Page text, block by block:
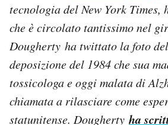
SHOP
CALENDARIO
AREA PERSONALE
tecnologia del New York Times,
che è circolato tantissimo nel
Dougherty ha twittato la foto
deposizione del 1984 che sua
tossicologa e oggi malata di
chiamata a rilasciare come
statunitense. Dougherty ha